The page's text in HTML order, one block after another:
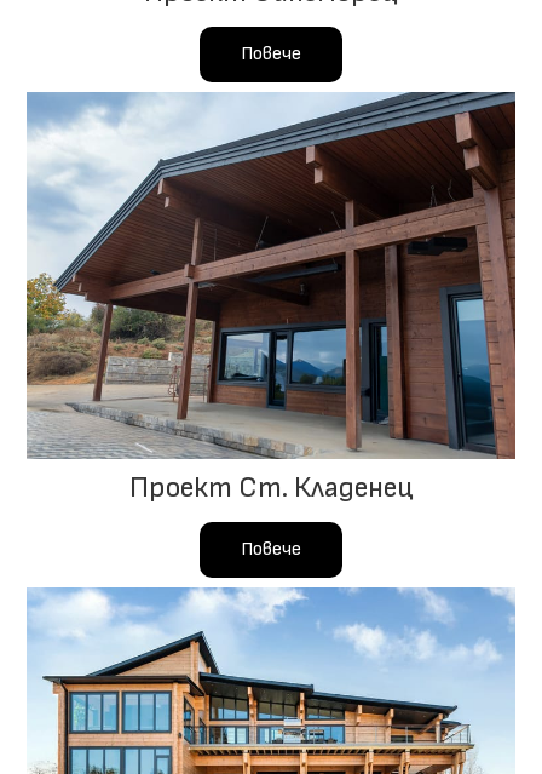
Повече
Проект Ст. Кладенец
Повече